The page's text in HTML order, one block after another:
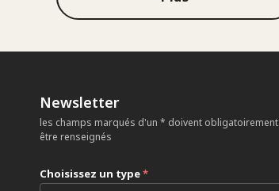
Newsletter
les champs marqués d'un * doivent obligatoirement
être renseignés
Choisissez un type*